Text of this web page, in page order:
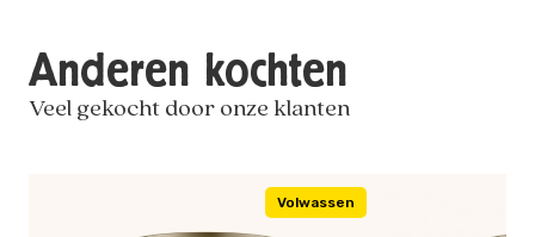
Anderen kochten
Veel gekocht door onze klanten
Volwassen